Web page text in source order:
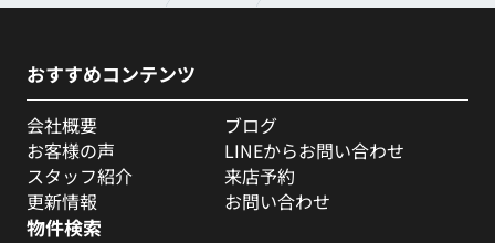
おすすめコンテンツ
会社概要
お客様の声
スタッフ紹介
更新情報
ブログ
LINEからお問い合わせ
来店予約
お問い合わせ
物件検索